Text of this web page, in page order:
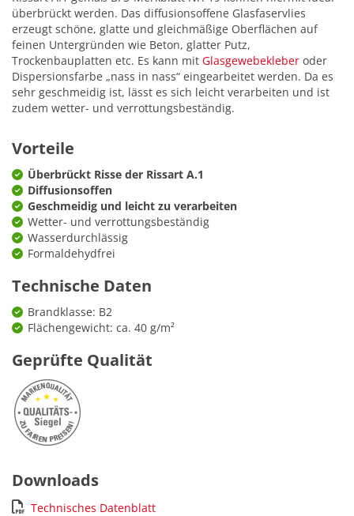
überbrückt werden. Das diffusionsoffene Glasfaservlies
erzeugt schöne, glatte und gleichmäßige Oberflächen auf
feinen Untergründen wie Beton, glatter Putz,
Trockenbauplatten etc. Es kann mit Glasgewebekleber oder
Dispersionsfarbe „nass in nass“ eingearbeitet werden. Da es
sehr geschmeidig ist, lässt es sich leicht verarbeiten und ist
zudem wetter- und verrottungsbeständig.
Vorteile
Überbrückt Risse der Rissart A.1
Diffusionsoffen
Geschmeidig und leicht zu verarbeiten
Wetter- und verrottungsbeständig
Wasserdurchlässig
Formaldehydfrei
Technische Daten
Brandklasse: B2
Flächengewicht: ca. 40 g/m²
Geprüfte Qualität
Downloads
Technisches Datenblatt